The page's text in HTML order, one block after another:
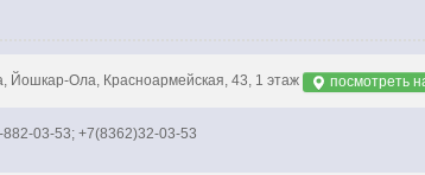
Йошкар-Ола, Красноармейская, 43, 1 этаж посмотреть
882-03-53; +7(8362)32-03-53